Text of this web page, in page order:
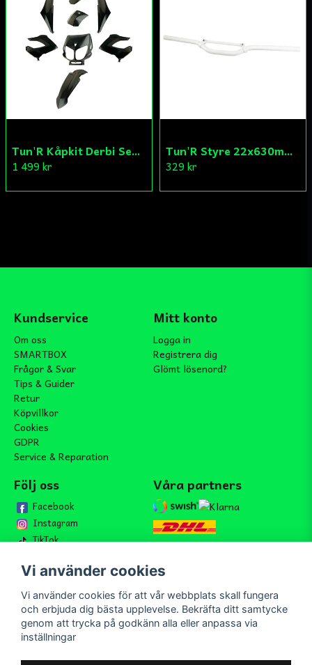
Tun'R Kåpkit Derbi Senda
1 499 kr
Tun'R Styre 22x630mm Vit
329 kr
Kundservice
Om oss
SMARTBOX
Frågor & Svar
Tips & Guider
Retur
Köpvillkor
Cookies
GDPR
Service & Reparation
Mitt konto
Logga in
Registrera dig
Glömt lösenord?
Följ oss
Facebook
Instagram
TikTok
Våra partners
Bli medlem i vårt nyhetsbrev
email
Mejladress Skicka
Bli medlem i vårt nyhetsbrev och ta del av våra nyheter och
Vi använder cookies
Vi använder cookies för att vår webbplats skall fungera
och erbjuda dig bästa upplevelse. Bekräfta ditt samtycke
genom att trycka på godkänn alla eller anpassa via
inställningar